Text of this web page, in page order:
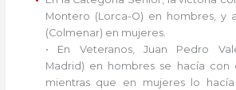
Montero (Lorca-O) en hombres, y
(Colmenar) en mujeres.
• En Veteranos, Juan Pedro
Madrid) en hombres se hacía con
mientras que en mujeres lo hacía